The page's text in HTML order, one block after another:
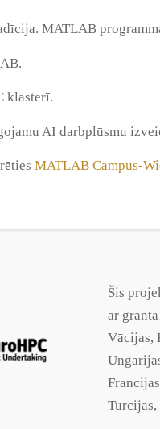
MATLAB
klasterī.
AI darbplūsmu
MATLAB Campus-
Šis
ar granta
Vācijas,
Turcijas,